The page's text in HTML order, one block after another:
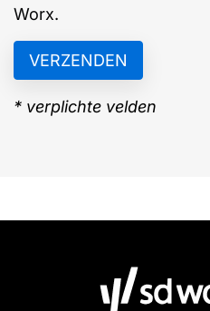
Worx.
* verplichte velden